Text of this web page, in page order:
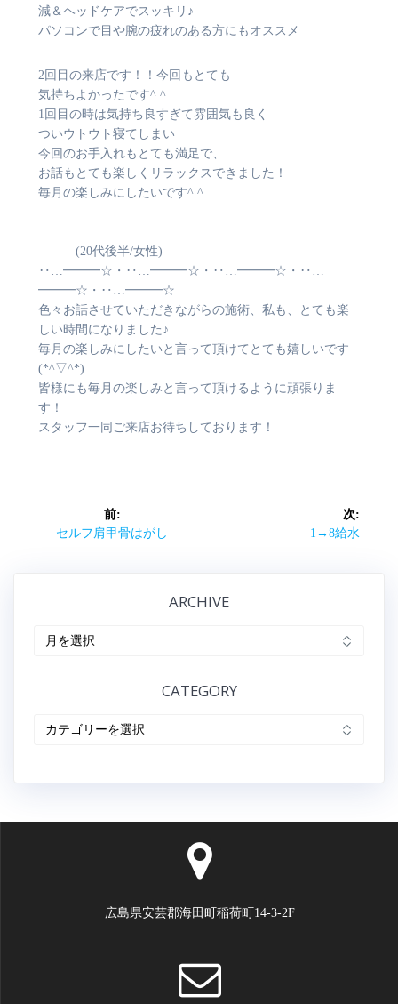
減＆ヘッドケアでスッキリ♪
パソコンで目や腕の疲れのある方にもオススメ
2回目の来店です！！今回もとても
気持ちよかったです^ ^
1回目の時は気持ち良すぎて雰囲気も良く
ついウトウト寝てしまい
今回のお手入れもとても満足で、
お話もとても楽しくリラックスできました！
毎月の楽しみにしたいです^ ^
(20代後半/女性)
‥…━━━☆・‥…━━━☆・‥…━━━☆・‥…
━━━☆・‥…━━━☆
色々お話させていただきながらの施術、私も、とても楽
しい時間になりました♪
毎月の楽しみにしたいと言って頂けてとても嬉しいです
(*^▽^*)
皆様にも毎月の楽しみと言って頂けるように頑張りま
す！
スタッフ一同ご来店お待ちしております！
前:
前
セルフ肩甲骨はがし
次:
次
1→8給水
ARCHIVE
CATEGORY
広島県安芸郡海田町稲荷町14-3-2F